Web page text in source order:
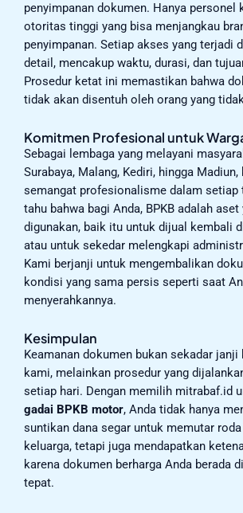
penyimpanan dokumen. Hanya personel
otoritas tinggi yang bisa menjangkau
penyimpanan. Setiap akses yang terjadi
detail, mencakup waktu, durasi, dan
Prosedur ketat ini memastikan bahwa
tidak akan disentuh oleh orang yang
Komitmen Profesional untuk
Sebagai lembaga yang melayani
Surabaya, Malang, Kediri, hingga
semangat profesionalisme dalam setiap
tahu bahwa bagi Anda, BPKB adalah
digunakan, baik itu untuk dijual kembali
atau untuk sekedar melengkapi
Kami berjanji untuk mengembalikan
kondisi yang sama persis seperti saat
menyerahkannya.
Kesimpulan
Keamanan dokumen bukan sekadar janji
kami, melainkan prosedur yang
setiap hari. Dengan memilih mitrabaf.id
gadai BPKB motor, Anda tidak hanya
suntikan dana segar untuk memutar
keluarga, tetapi juga mendapatkan
karena dokumen berharga Anda berada
tepat.